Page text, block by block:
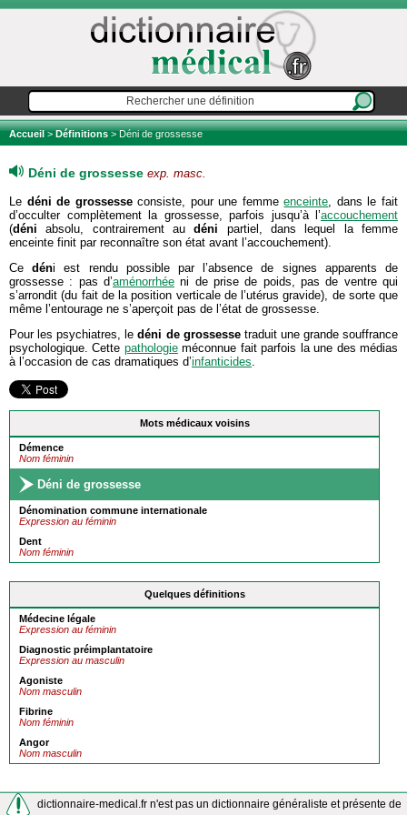
Accueil>Définitions> Déni de grossesse
Mots médicaux voisins
Démence
Nom féminin
Déni de grossesse
Dénomination commune internationale
Expression au féminin
Dent
Nom féminin
Quelques définitions
Médecine légale
Expression au féminin
Diagnostic préimplantatoire
Expression au masculin
Agoniste
Nom masculin
Fibrine
Nom féminin
Angor
Nom masculin
Déni de grossesse exp. masc.
Le déni de grossesseconsiste, pour une femmeenceinte, dans le fait
d’occulter complètement la grossesse, parfois jusqu’à l’accouchement
(déni absolu, contrairement audéni partiel, dans lequel la femme
enceinte finit par reconnaître son état avant l’accouchement).
Cedéni est rendu possible par l’absence de signes apparents de
grossesse : pas d’aménorrhée ni de prise de poids, pas de ventre qui
s’arrondit (du fait de la position verticale de l’utérus gravide), de sorte que
même l’entourage ne s’aperçoit pas de l’état de grossesse.
Pour les psychiatres, ledéni de grossessetraduit une grande souffrance
psychologique. Cette pathologieméconnue fait parfois la une des médias
à l’occasion de cas dramatiques d’infanticides.
dictionnaire-medical.fr n'est pas un dictionnaire généraliste et présente de